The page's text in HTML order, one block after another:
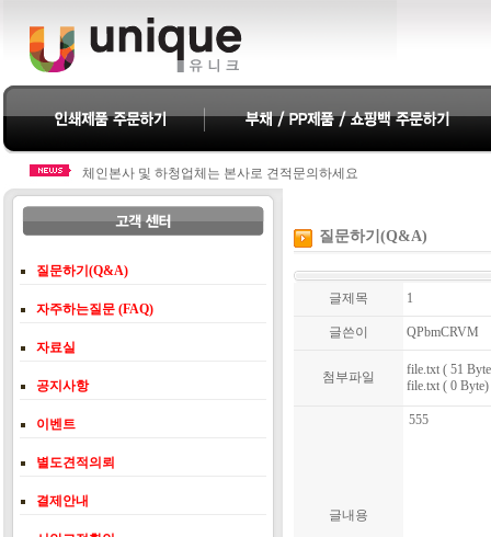
체인본사 및 하청업체는 본사로 견적문의하세요
체인본사 및 하청업체는 본사로 견적문의하세요
질문하기(Q&A)
자주하는질문 (FAQ)
자료실
공지사항
이벤트
별도견적의뢰
결제안내
질문하기(Q&A)
글제목 1
글쓴이 QPbmCRVM
첨부파일
file.txt ( 51
file.txt ( 0 Byte)
글내용
555